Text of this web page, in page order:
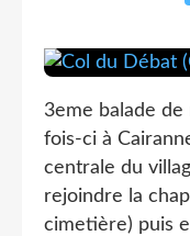
3eme balade
fois-ci à
centrale du
rejoindre la
cimetière) puis